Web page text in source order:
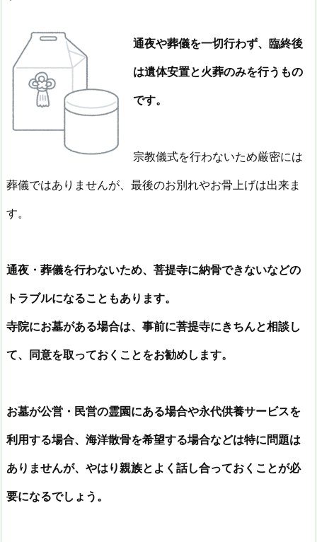
通夜や葬儀を一切行わず、臨終後
は遺体安置と火葬のみを行うもの
です。
宗教儀式を行わないため厳密には
葬儀ではありませんが、最後のお別れやお骨上げは出来ま
す。
通夜・葬儀を行わないため、菩提寺に納骨できないなどの
トラブルになることもあります。
寺院にお墓がある場合は、事前に菩提寺にきちんと相談し
て、同意を取っておくことをお勧めします。
お墓が公営・民営の霊園にある場合や永代供養サービスを
利用する場合、海洋散骨を希望する場合などは特に問題は
ありませんが、やはり親族とよく話し合っておくことが必
要になるでしょう。